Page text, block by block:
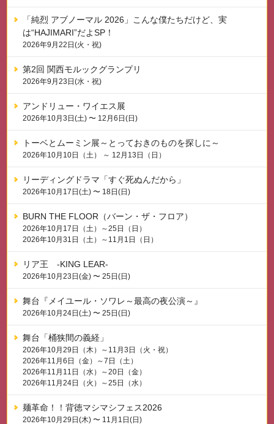
「純烈 アブノーマル 2026」こんな僕たちだけど、実
は“HAJIMARI”だよSP！
2026年9月22日(火・祝)
第2回 関西モルックグランプリ
2026年9月23日(水・祝)
アンドリュー・ワイエス展
2026年10月3日(土) 〜 12月6日(日)
トーベとムーミン展～とっておきのものを探しに～
2026年10月10日（土） ～ 12月13日（日）
リーディングドラマ「すぐ死ぬんだから」
2026年10月17日(土) 〜 18日(日)
BURN THE FLOOR（バーン・ザ・フロア）
2026年10月17日（土）～25日（日）
2026年10月31日（土）～11月1日（日）
リア王 -KING LEAR-
2026年10月23日(金) 〜 25日(日)
舞台『メイユール・ソワレ～最高の夜公演～』
2026年10月24日(土) 〜 25日(日)
舞台「桶狭間の義経」
2026年10月29日（木）～11月3日（火・祝）
2026年11月6日（金）～7日（土）
2026年11月11日（水）～20日（金）
2026年11月24日（火）～25日（水）
麺革命！！背徳マシマシフェス2026
2026年10月29日(木) 〜 11月1日(日)